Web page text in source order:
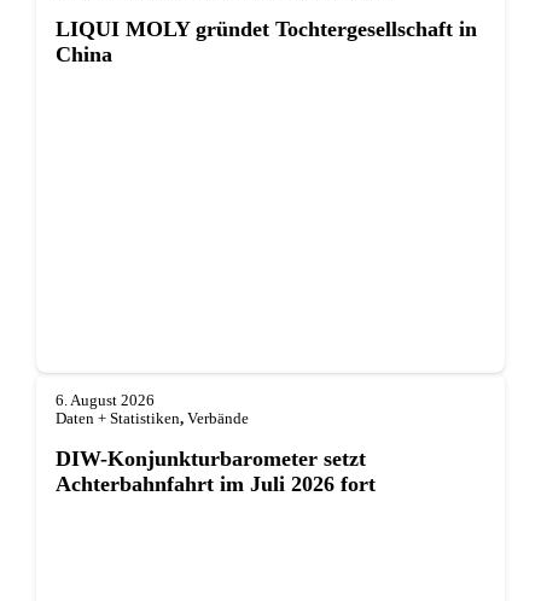
LIQUI MOLY gründet Tochterge­sellschaft in
China
6. August 2026
Daten + Statistiken, Verbände
DIW-Konjunkturbarometer setzt
Achterbahnfahrt im Juli 2026 fort